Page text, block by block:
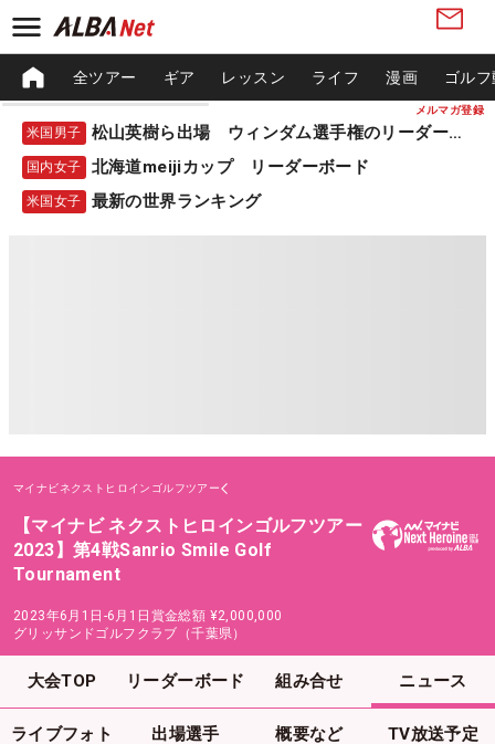
メルマガ登録
全ツアー ギア レッスン ライフ 漫画 ゴル
米国男子 松山英樹ら出場 ウィンダム選手権のリーダーボード
国内女子 北海道meijiカップ リーダーボード
米国女子 最新の世界ランキング
マイナビネクストヒロインゴルフツアー
【マイナビ ネクストヒロインゴルフツアー
2023】第4戦Sanrio Smile Golf
Tournament
2023年6月1日-6月1日 賞金総額 ¥2,000,000
グリッサンドゴルフクラブ（千葉県）
大会TOP リーダーボード 組み合せ ニュース
ライブフォト 出場選手 概要など TV放送予定